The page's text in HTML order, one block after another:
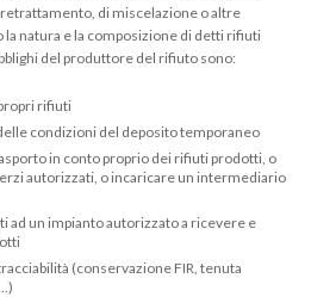
di miscelazione o altre
natura e la composizione di detti rifiuti
del produttore del rifiuto sono:
rifiuti
condizioni del deposito temporaneo
in conto proprio dei rifiuti prodotti, o
autorizzati, o incaricare un intermediario
un impianto autorizzato a ricevere e
(conservazione FIR, tenuta